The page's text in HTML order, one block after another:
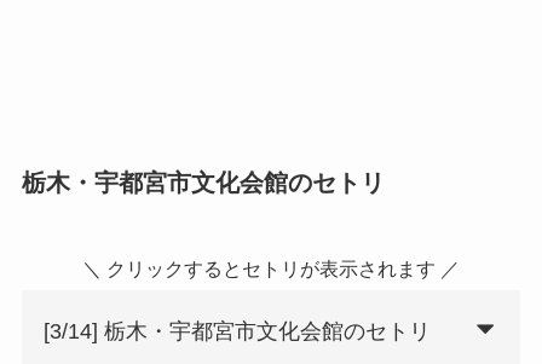
栃木・宇都宮市文化会館のセトリ
＼ クリックするとセトリが表示されます ／
[3/14] 栃木・宇都宮市文化会館のセトリ